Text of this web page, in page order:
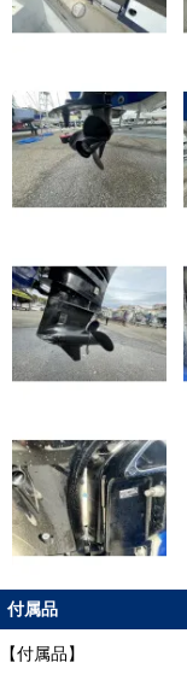
付属品
【付属品】